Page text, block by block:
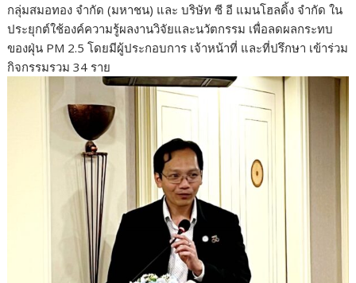
กลุ่มสมอทอง จำกัด (มหาชน) และ บริษัท ซี อี แมนโฮลดิ้ง จำกัด ใน
ประยุกต์ใช้องค์ความรู้ผลงานวิจัยและนวัตกรรม เพื่อลดผลกระทบ
ของฝุ่น PM 2.5 โดยมีผู้ประกอบการ เจ้าหน้าที่ และที่ปรึกษา เข้าร่วม
กิจกรรมรวม 34 ราย